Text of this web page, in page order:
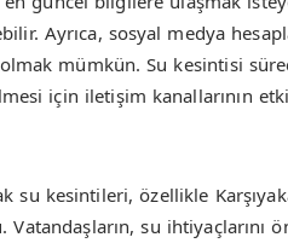
Ayrıca, sosyal medya
mümkün. Su kesintisi
için iletişim kanallarının
su kesintileri, özellikle
su ihtiyaçlarını